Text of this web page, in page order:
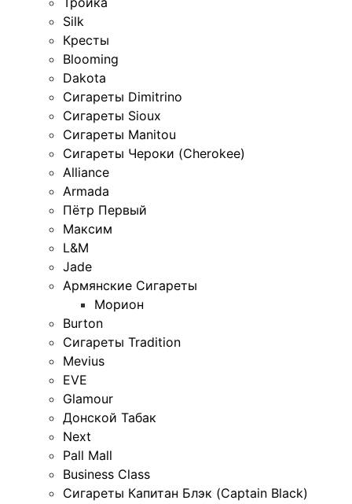
Silk
Кресты
Blooming
Dakota
Сигареты Dimitrino
Сигареты Sioux
Сигареты Manitou
Сигареты Чероки (Cherokee)
Alliance
Armada
Пётр Первый
Максим
L&M
Jade
Армянские Сигареты
Морион
Burton
Сигареты Tradition
Mevius
EVE
Glamour
Донской Табак
Next
Pall Mall
Business Class
Сигареты Капитан Блэк (Captain Black)